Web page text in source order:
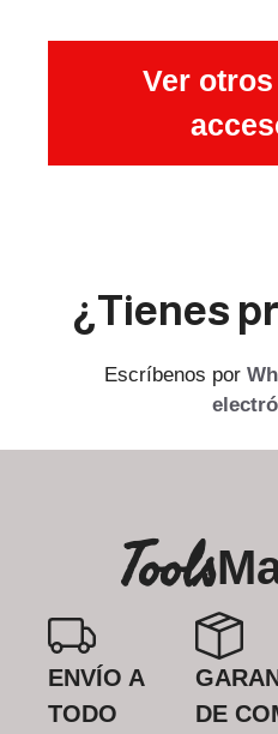
Ver
¿Tienes
Escríbenos por
Tools
ENVÍO A
TODO
DE